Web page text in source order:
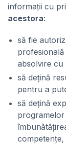
informații cu
acestora:
să fie
absolvire cu
să dețină
pentru a
să dețină